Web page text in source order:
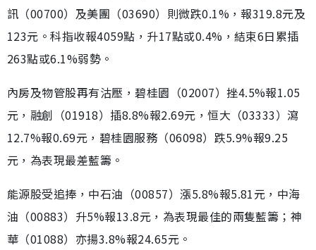
訊（00700）及美團（03690）則微跌0.1%，報319.8元及
123元。科指收報4059點，升17點或0.4%，結束6日累插
263點或6.1%弱勢。
內房及物管股再有沽壓，碧桂園（02007）挫4.5%報1.05
元，融創（01918）插8.8%報2.69元，恒大（03333）瀉
12.7%報0.69元，碧桂園服務（06098）跌5.9%報9.25
元，為表現最差藍籌。
能源股受追捧，中石油（00857）漲5.8%報5.81元，中海
油（00883）升5%報13.8元，為表現最佳的兩隻藍籌；神
華（01088）亦揚3.8%報24.65元。